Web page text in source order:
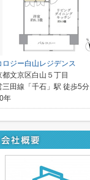
ロジー白山レジデンス
都文京区白山５丁目
三田線「千石」駅 徒歩5分
年